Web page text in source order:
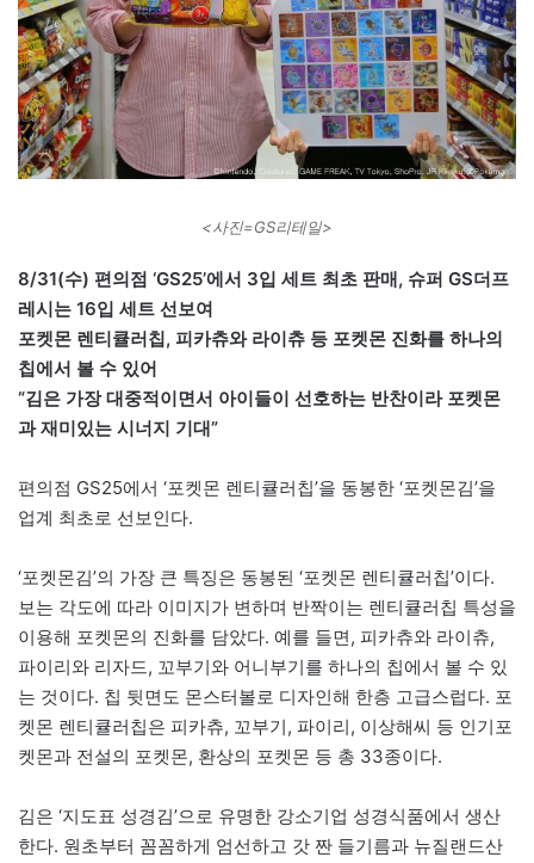
<사진=GS리테일>
8/31(수) 편의점 ‘GS25’에서 3입 세트 최초 판매, 슈퍼 GS더프
레시는 16입 세트 선보여
포켓몬 렌티큘러칩, 피카츄와 라이츄 등 포켓몬 진화를 하나의
칩에서 볼 수 있어
“김은 가장 대중적이면서 아이들이 선호하는 반찬이라 포켓몬
과 재미있는 시너지 기대”
편의점 GS25에서 ‘포켓몬 렌티큘러칩’을 동봉한 ‘포켓몬김’을
업계 최초로 선보인다.
‘포켓몬김’의 가장 큰 특징은 동봉된 ‘포켓몬 렌티큘러칩’이다.
보는 각도에 따라 이미지가 변하며 반짝이는 렌티큘러칩 특성을
이용해 포켓몬의 진화를 담았다. 예를 들면, 피카츄와 라이츄,
파이리와 리자드, 꼬부기와 어니부기를 하나의 칩에서 볼 수 있
는 것이다. 칩 뒷면도 몬스터볼로 디자인해 한층 고급스럽다. 포
켓몬 렌티큘러칩은 피카츄, 꼬부기, 파이리, 이상해씨 등 인기포
켓몬과 전설의 포켓몬, 환상의 포켓몬 등 총 33종이다.
김은 ‘지도표 성경김’으로 유명한 강소기업 성경식품에서 생산
한다. 원초부터 꼼꼼하게 엄선하고 갓 짠 들기름과 뉴질랜드산